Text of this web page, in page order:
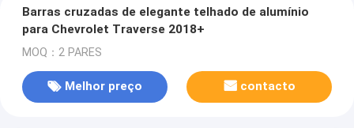
Barras cruzadas de elegante telhado de alumínio
para Chevrolet Traverse 2018+
MOQ：2 PARES
Melhor preço contacto